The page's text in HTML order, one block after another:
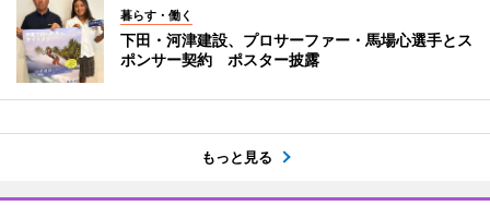
暮らす・働く
下田・河津建設、プロサーファー・馬場心選手とス
ポンサー契約 ポスター披露
もっと見る